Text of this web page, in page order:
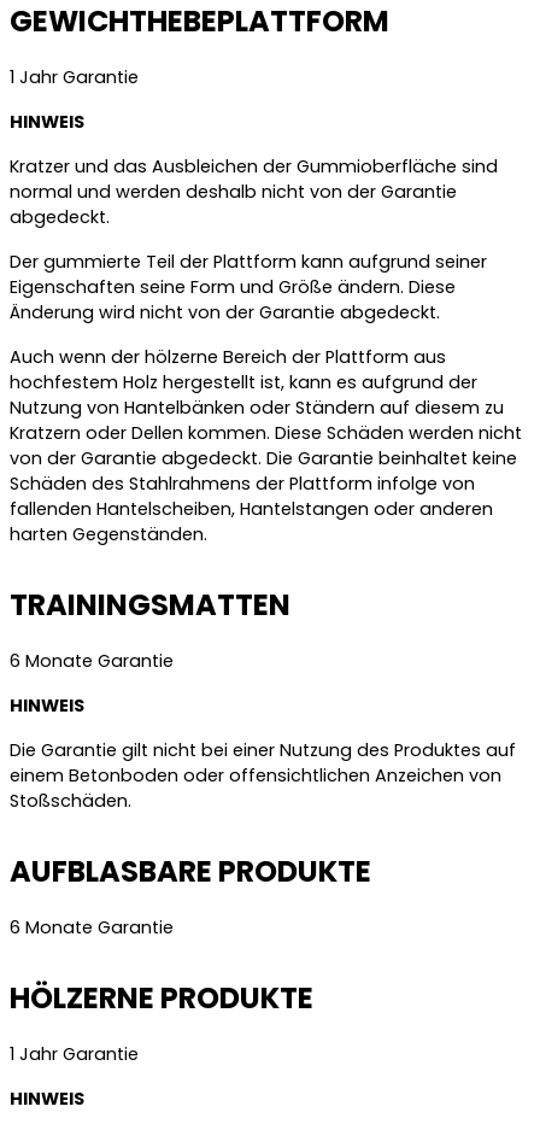
GEWICHTHEBEPLATTFORM
1 Jahr Garantie
HINWEIS
Kratzer und das Ausbleichen der Gummioberfläche sind
normal und werden deshalb nicht von der Garantie
abgedeckt.
Der gummierte Teil der Plattform kann aufgrund seiner
Eigenschaften seine Form und Größe ändern. Diese
Änderung wird nicht von der Garantie abgedeckt.
Auch wenn der hölzerne Bereich der Plattform aus
hochfestem Holz hergestellt ist, kann es aufgrund der
Nutzung von Hantelbänken oder Ständern auf diesem zu
Kratzern oder Dellen kommen. Diese Schäden werden nicht
von der Garantie abgedeckt. Die Garantie beinhaltet keine
Schäden des Stahlrahmens der Plattform infolge von
fallenden Hantelscheiben, Hantelstangen oder anderen
harten Gegenständen.
TRAININGSMATTEN
6 Monate Garantie
HINWEIS
Die Garantie gilt nicht bei einer Nutzung des Produktes auf
einem Betonboden oder offensichtlichen Anzeichen von
Stoßschäden.
AUFBLASBARE PRODUKTE
6 Monate Garantie
HÖLZERNE PRODUKTE
1 Jahr Garantie
HINWEIS